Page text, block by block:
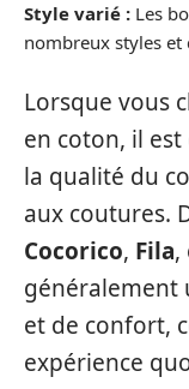
Style varié : Les
nombreux styles et
Lorsque vous
en coton, il
la qualité du
aux coutures.
Cocorico, Fila,
généralement
et de confort,
expérience